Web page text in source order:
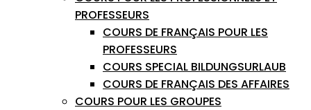
PROFESSEURS
COURS DE FRANÇAIS POUR LES
PROFESSEURS
COURS SPECIAL BILDUNGSURLAUB
COURS DE FRANÇAIS DES AFFAIRES
COURS POUR LES GROUPES